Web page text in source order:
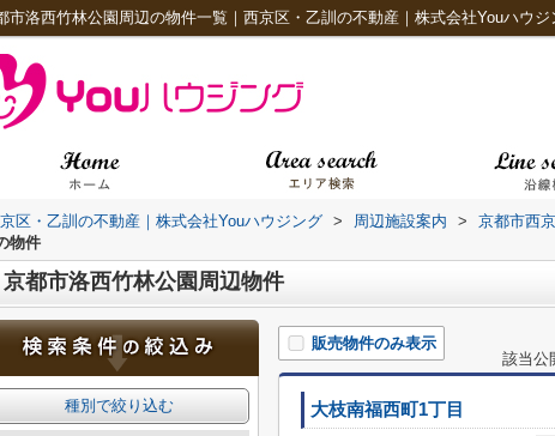
市洛西竹林公園周辺の物件一覧｜西京区・乙訓の不動産｜株式会社Youハウジ
区・乙訓の不動産｜株式会社Youハウジング > 周辺施設案内 > 京都市西
物件
京都市洛西竹林公園周辺物件
販売物件のみ表示
該当公
大枝南福西町1丁目
種別で絞り込む